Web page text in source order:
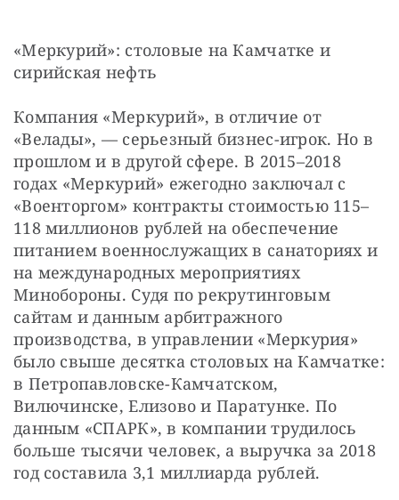
«Меркурий»: столовые на Камчатке и
сирийская нефть
Компания «Меркурий», в отличие от
«Велады», — серьезный бизнес-игрок. Но в
прошлом и в другой сфере. В 2015–2018
годах «Меркурий» ежегодно заключал с
«Военторгом» контракты стоимостью 115–
118 миллионов рублей на обеспечение
питанием военнослужащих в санаториях и
на международных мероприятиях
Минобороны. Судя по рекрутинговым
сайтам и данным арбитражного
производства, в управлении «Меркурия»
было свыше десятка столовых на Камчатке:
в Петропавловске-Камчатском,
Вилючинске, Елизово и Паратунке. По
данным «СПАРК», в компании трудилось
больше тысячи человек, а выручка за 2018
год составила 3,1 миллиарда рублей.